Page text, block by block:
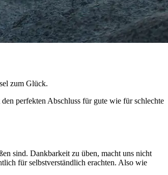
zum Glück.
perfekten Abschluss für gute wie für schlechte
sind. Dankbarkeit zu üben, macht uns nicht
für selbstverständlich erachten. Also wie